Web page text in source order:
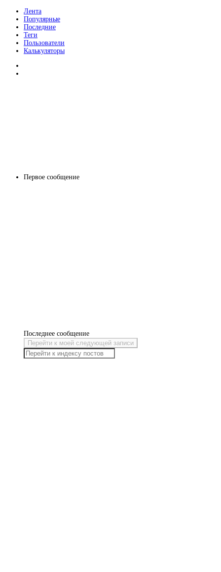
Первое сообщение
Последнее сообщение
Перейти к моей следующей записи
Лента
Популярные
Последние
Теги
Пользователи
Калькуляторы